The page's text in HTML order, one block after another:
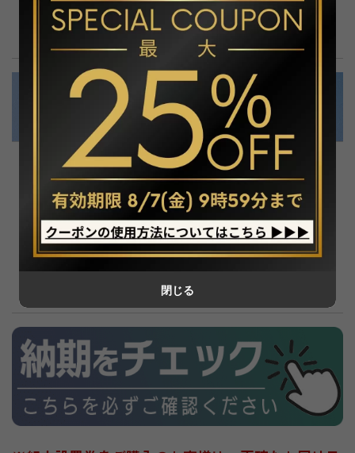
閉じる
この商品について問い合わせる
販売価格 6,600円(税込)
購入数
この商品について問い合わせる